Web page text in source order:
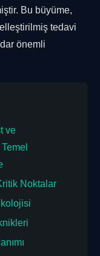
Bu büyüme,
tedavi
önemli
ve
Noktalar